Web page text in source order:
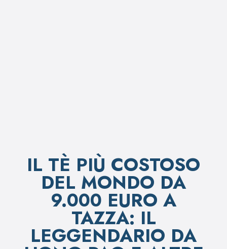
IL TÈ PIÙ COSTOSO
DEL MONDO DA
9.000 EURO A
TAZZA: IL
LEGGENDARIO DA